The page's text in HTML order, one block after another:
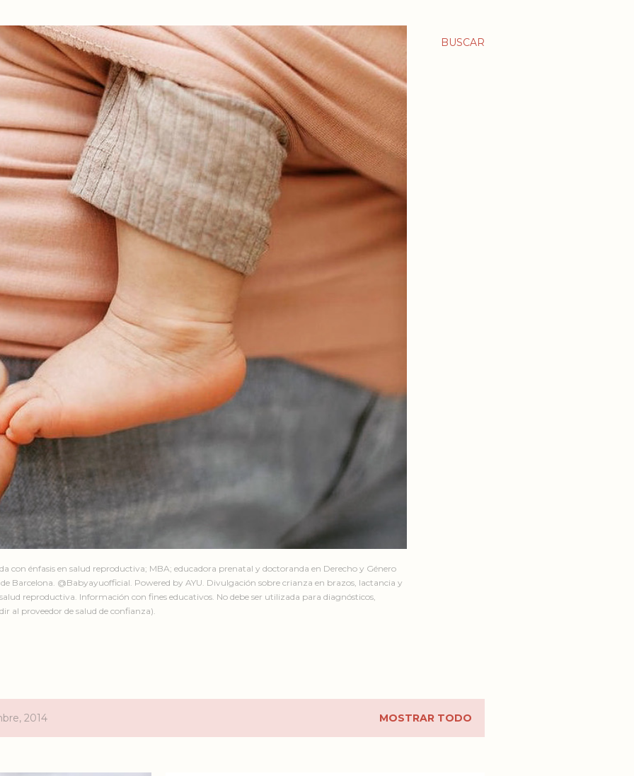
BUSCAR
con énfasis en salud reproductiva; MBA; educadora prenatal y doctoranda en Derecho y Género
Barcelona. @Babyayuofficial. Powered by AYU. Divulgación sobre crianza en brazos, lactancia y
reproductiva. Información con fines educativos. No debe ser utilizada para diagnósticos,
al proveedor de salud de confianza).
2014 MOSTRAR TODO